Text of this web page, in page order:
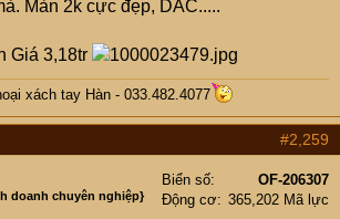
Màn 2k cực đẹp, DAC.....
Giá 3,18tr
xách tay Hàn - 033.482.4077
#2,259
doanh chuyên nghiệp}
Biển số
OF-206307
Động cơ
365,202 Mã lực